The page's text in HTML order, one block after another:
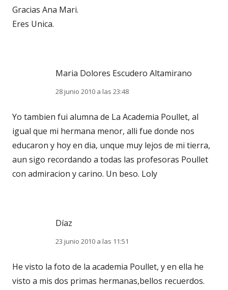
Gracias Ana Mari.
Eres Unica.
Maria Dolores Escudero Altamirano
28 junio 2010 a las 23:48
Yo tambien fui alumna de La Academia Poullet, al
igual que mi hermana menor, alli fue donde nos
educaron y hoy en dia, unque muy lejos de mi tierra,
aun sigo recordando a todas las profesoras Poullet
con admiracion y carino. Un beso. Loly
Díaz
23 junio 2010 a las 11:51
He visto la foto de la academia Poullet, y en ella he
visto a mis dos primas hermanas,bellos recuerdos.